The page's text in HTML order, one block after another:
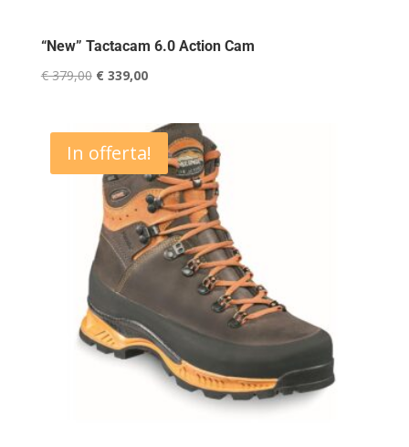
“New” Tactacam 6.0 Action Cam
€379,00 Il
era:
€ 379,00.
€339,00Il
è:
€ 339,00.
In offerta!